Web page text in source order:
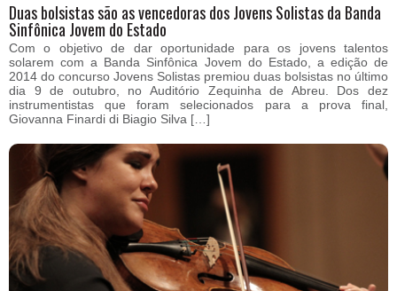
Duas bolsistas são as vencedoras dos Jovens Solistas da Banda
Sinfônica Jovem do Estado
Com o objetivo de dar oportunidade para os jovens talentos
solarem com a Banda Sinfônica Jovem do Estado, a edição de
2014 do concurso Jovens Solistas premiou duas bolsistas no último
dia 9 de outubro, no Auditório Zequinha de Abreu. Dos dez
instrumentistas que foram selecionados para a prova final,
Giovanna Finardi di Biagio Silva […]